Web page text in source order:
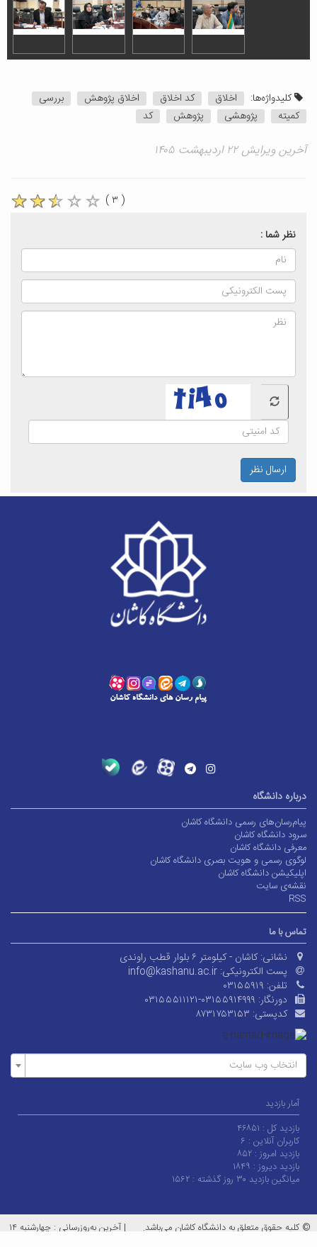
کلیدواژه‌ها: اخلاق کد اخلاق اخلاق پژوهش
بررسی
کمیته
پژوهشی پژوهش کد
آخرین ویرایش ۲۲ اردیبهشت ۱۴۰۵
( ۳ )
نظر شما :
ارسال نظر
درباره دانشگاه
پیام‌رسان‌های رسمی دانشگاه کاشان
سرود دانشگاه کاشان
معرفی دانشگاه کاشان
لوگوی رسمی و هویت بصری دانشگاه کاشان
اپلیکیشن دانشگاه کاشان
نقشه‌ی سایت
RSS
تماس با ما
نشانی: کاشان - کیلومتر ۶ بلوار قطب راوندی
پست الکترونیکی: info@kashanu.ac.ir
تلفن: ۰۳۱۵۵۹۱۹
دورنگار: ۰۳۱۵۵۵۱۱۱۲۱-۰۳۱۵۵۹۱۴۹۹۹
کدپستی: ۸۷۳۱۷۵۳۱۵۳
انتخاب وب سایت
آمار بازدید
بازدید کل : ۴۶۸۵۱
کاربران آنلاین : ۶
بازدید امروز : ۸۵۲
بازدید دیروز : ۱۸۴۹
میانگین بازدید ۳۰ روز گذشته :
۱۵۶۲
© کلیه حقوق متعلق به دانشگاه کاشان می‌باشد. |
آخرین به‌روزرسانی : چهارشنبه ۱۴